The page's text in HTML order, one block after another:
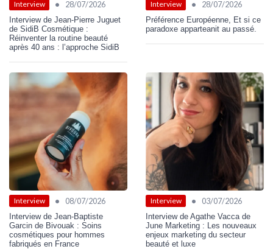
Interview • 28/07/2026
Interview de Jean-Pierre Juguet
de SidiB Cosmétique :
Réinventer la routine beauté
après 40 ans : l’approche SidiB
Interview • 28/07/2026
Préférence Européenne, Et si ce
paradoxe apparteanit au passé.
Interview • 08/07/2026
Interview de Jean-Baptiste
Garcin de Bivouak : Soins
cosmétiques pour hommes
fabriqués en France
Interview • 03/07/2026
Interview de Agathe Vacca de
June Marketing : Les nouveaux
enjeux marketing du secteur
beauté et luxe